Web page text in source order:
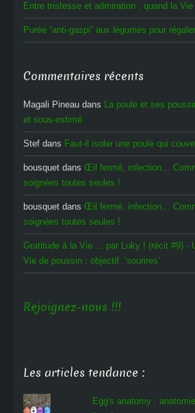
Entre tristesse et admiration : quand la
Purée “anti-gaspi” aux légumes pour
Commentaires récents
Magali Pineau dans La poule et ses
et sous-estimé
Stef dans Faut-il isoler une poule qui
bousquet dans Œil fermé, infection…
soignées toutes seules !
bousquet dans Œil fermé, infection…
soignées toutes seules !
Gratitude à la Vie ... par Luky ! (récit #9) -
Vie de poussin : objectif ‘sourires’
Rejoignez-nous !!!
Les articles tendance :
Egg's anatomy :